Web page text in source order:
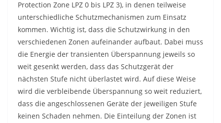
Protection Zone LPZ 0 bis LPZ 3), in denen teilweise
unterschiedliche Schutzmechanismen zum Einsatz
kommen. Wichtig ist, dass die Schutzwirkung in den
verschiedenen Zonen aufeinander aufbaut. Dabei muss
die Energie der transienten Überspannung jeweils so
weit gesenkt werden, dass das Schutzgerät der
nächsten Stufe nicht überlastet wird. Auf diese Weise
wird die verbleibende Überspannung so weit reduziert,
dass die angeschlossenen Geräte der jeweiligen Stufe
keinen Schaden nehmen. Die Einteilung der Zonen ist